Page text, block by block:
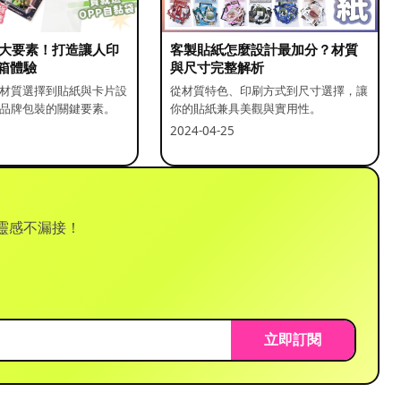
要素！打造讓人印
體驗
質選擇到貼紙與卡片設
牌包裝的關鍵要素。
客製貼紙怎麼設計最加分？材質
與尺寸完整解析
從材質特色、印刷方式到尺寸選擇，讓
你的貼紙兼具美觀與實用性。
2024-04-25
不漏接！
立即訂閱